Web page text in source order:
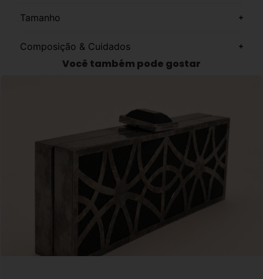
Tamanho
Composição & Cuidados
Você também pode gostar